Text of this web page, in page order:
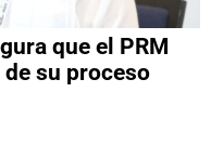
que el PRM
su proceso